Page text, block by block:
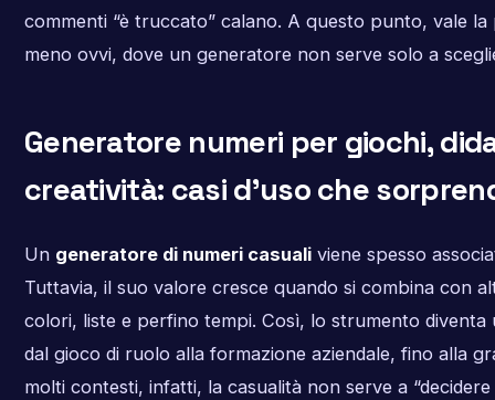
commenti “è truccato” calano. A questo punto, vale
meno ovvi, dove un generatore non serve solo a
Generatore numeri per giochi,
creatività: casi d’uso che
Un generatore di numeri casualiviene spesso
Tuttavia, il suo valore cresce quando si combina con
colori, liste e perfino tempi. Così, lo strumento diventa
dal gioco di ruolo alla formazione aziendale, fino alla
molti contesti, infatti, la casualità non serve a